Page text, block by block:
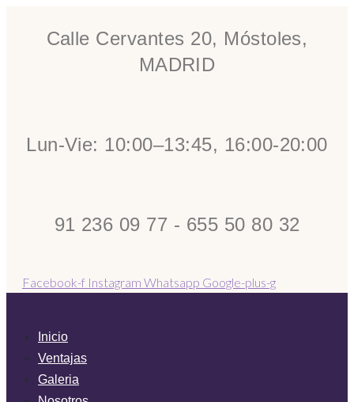
Calle Cervantes 20, Móstoles,
MADRID
Lun-Vie: 10:00–13:45, 16:00-20:00
91 236 09 77 - 655 50 80 32
Facebook-f Instagram Whatsapp Google-plus-g
Inicio
Ventajas
Galeria